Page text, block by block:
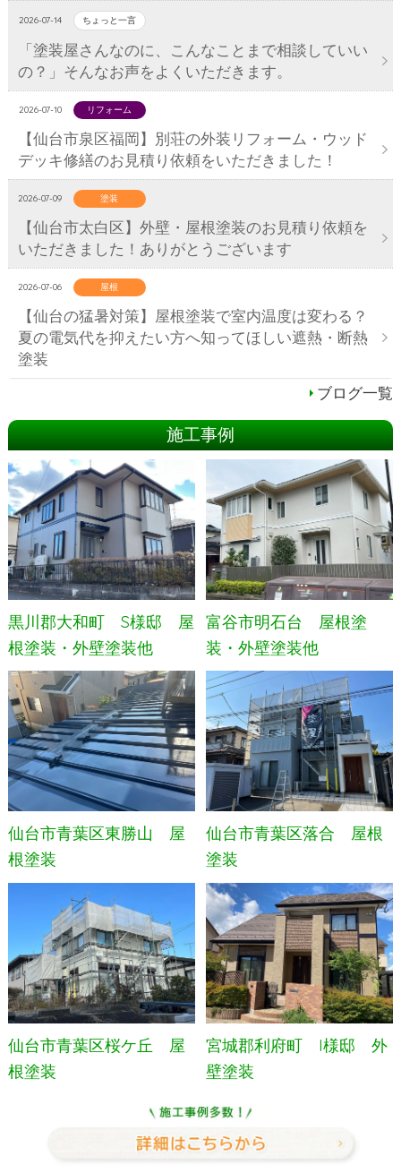
2026-07-14 ちょっと一言
「塗装屋さんなのに、こんなことまで相談していい
の？」そんなお声をよくいただきます。
2026-07-10 リフォーム
【仙台市泉区福岡】別荘の外装リフォーム・ウッド
デッキ修繕のお見積り依頼をいただきました！
2026-07-09 塗装
【仙台市太白区】外壁・屋根塗装のお見積り依頼を
いただきました！ありがとうございます
2026-07-06 屋根
【仙台の猛暑対策】屋根塗装で室内温度は変わる？
夏の電気代を抑えたい方へ知ってほしい遮熱・断熱
塗装
ブログ一覧
施工事例
黒川郡大和町 S様邸 屋
根塗装・外壁塗装他
富谷市明石台 屋根塗
装・外壁塗装他
仙台市青葉区東勝山 屋
根塗装
仙台市青葉区落合 屋根
塗装
仙台市青葉区桜ケ丘 屋
根塗装
宮城郡利府町 I様邸 外
壁塗装